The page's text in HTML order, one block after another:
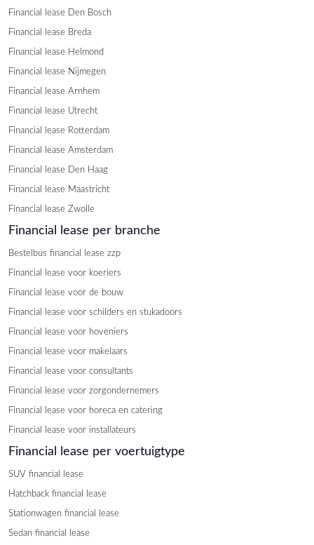
Financial lease Den Bosch
Financial lease Breda
Financial lease Helmond
Financial lease Nijmegen
Financial lease Arnhem
Financial lease Utrecht
Financial lease Rotterdam
Financial lease Amsterdam
Financial lease Den Haag
Financial lease Maastricht
Financial lease Zwolle
Financial lease per branche
Bestelbus financial lease zzp
Financial lease voor koeriers
Financial lease voor de bouw
Financial lease voor schilders en stukadoors
Financial lease voor hoveniers
Financial lease voor makelaars
Financial lease voor consultants
Financial lease voor zorgondernemers
Financial lease voor horeca en catering
Financial lease voor installateurs
Financial lease per voertuigtype
SUV financial lease
Hatchback financial lease
Stationwagen financial lease
Sedan financial lease